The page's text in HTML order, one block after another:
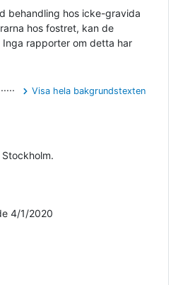
behandling hos icke-gravida
hos fostret, kan de
rapporter om detta har
Visa hela bakgrundstexten
4/1/2020